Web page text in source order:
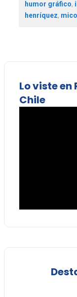
humor gráfico,
henríquez, mico
Lo viste en
Chile